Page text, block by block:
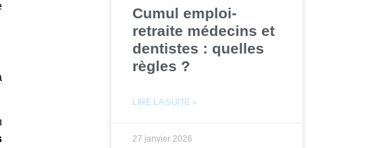
Cumul emploi-
retraite médecins et
dentistes : quelles
règles ?
LIRE LA SUITE »
27 janvier 2026